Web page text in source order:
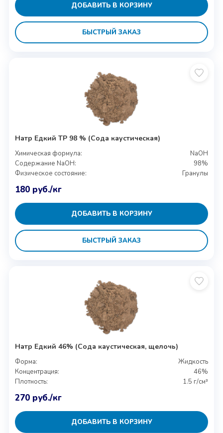
ДОБАВИТЬ В КОРЗИНУ
БЫСТРЫЙ ЗАКАЗ
Натр Едкий ТР 98 % (Сода каустическая)
Химическая формула:
NaOH
Содержание NaOH:
98%
Физическое состояние:
Гранулы
180 руб./кг
ДОБАВИТЬ В КОРЗИНУ
БЫСТРЫЙ ЗАКАЗ
Натр Едкий 46% (Сода каустическая, щелочь)
Форма:
Жидкость
Концентрация:
46%
Плотность:
1.5 г/см³
270 руб./кг
ДОБАВИТЬ В КОРЗИНУ